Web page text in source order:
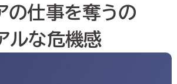
の仕事を奪うの
ルな危機感